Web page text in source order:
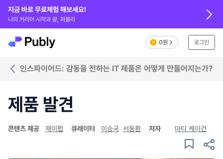
지금 바로 무료체험 해보세요!
나의 커리어 시작과 끝, 퍼블리
0원 로그인
인스파이어드: 감동을 전하는 IT 제품은 어떻게 만들어지는가?
제품 발견
콘텐츠 제공 제이펍 큐레이터 이승국 서동환 저자 마티 케이건